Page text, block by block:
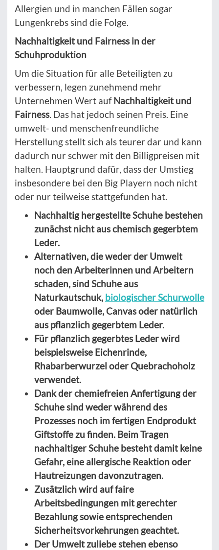
Allergien und in manchen Fällen sogar
Lungenkrebs sind die Folge.
Nachhaltigkeit und Fairness in der
Schuhproduktion
Um die Situation für alle Beteiligten zu
verbessern, legen zunehmend mehr
Unternehmen Wert aufNachhaltigkeit und
Fairness. Das hat jedoch seinen Preis. Eine
umwelt- und menschenfreundliche
Herstellung stellt sich als teurer dar und kann
dadurch nur schwer mit den Billigpreisen mit
halten. Hauptgrund dafür, dass der Umstieg
insbesondere bei den Big Playern noch nicht
oder nur teilweise stattgefunden hat.
Nachhaltig hergestellte Schuhe bestehen
zunächst nicht aus chemisch gegerbtem
Leder.
Alternativen, die weder der Umwelt
noch den Arbeiterinnen und Arbeitern
schaden, sind Schuhe aus
Naturkautschuk, biologischer Schurwolle
oder Baumwolle, Canvas oder natürlich
aus pflanzlich gegerbtem Leder.
Für pflanzlich gegerbtes Leder wird
beispielsweise Eichenrinde,
Rhabarberwurzel oder Quebrachoholz
verwendet.
Dank der chemiefreien Anfertigung der
Schuhe sind weder während des
Prozesses noch im fertigen Endprodukt
Giftstoffe zu finden. Beim Tragen
nachhaltiger Schuhe besteht damit keine
Gefahr, eine allergische Reaktion oder
Hautreizungen davonzutragen.
Zusätzlich wird auf faire
Arbeitsbedingungen mit gerechter
Bezahlung sowie entsprechenden
Sicherheitsvorkehrungen geachtet.
Der Umwelt zuliebe stehen ebenso